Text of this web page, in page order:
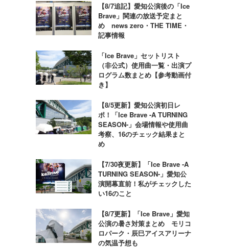
【8/7追記】愛知公演後の「Ice
Brave」関連の放送予定まと
め news zero・THE TIME・
記事情報
「Ice Brave」セットリスト
（非公式）使用曲一覧・出演プ
ログラム数まとめ【参考動画付
き】
【8/5更新】愛知公演初日レ
ポ！「Ice Brave -A TURNING
SEASON-」会場情報や使用曲
考察、16のチェック結果まと
め
【7/30夜更新】「Ice Brave -A
TURNING SEASON-」愛知公
演開幕直前！私がチェックした
い16のこと
【8/7更新】「Ice Brave」愛知
公演の暑さ対策まとめ モリコ
ロパーク・辰巳アイスアリーナ
の気温予想も